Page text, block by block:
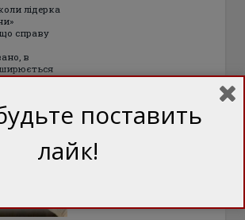
лідерка
справу
в
начебто
поставить
лайк!